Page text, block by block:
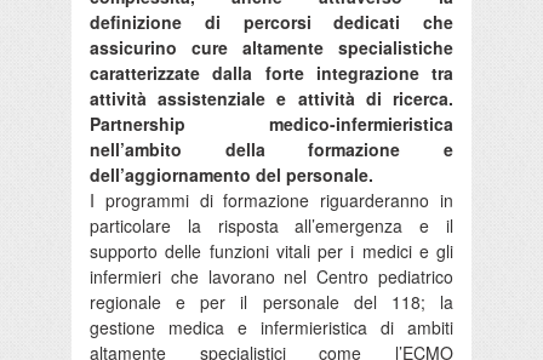
definizione di percorsi dedicati che
assicurino cure altamente specialistiche
caratterizzate dalla forte integrazione tra
attività assistenziale e attività di ricerca.
Partnership medico-infermieristica
nell’ambito della formazione e
dell’aggiornamento del personale.
I programmi di formazione riguarderanno in
particolare la risposta all’emergenza e il
supporto delle funzioni vitali per i medici e gli
infermieri che lavorano nel Centro pediatrico
regionale e per il personale del 118; la
gestione medica e infermieristica di ambiti
altamente specialistici come l’ECMO